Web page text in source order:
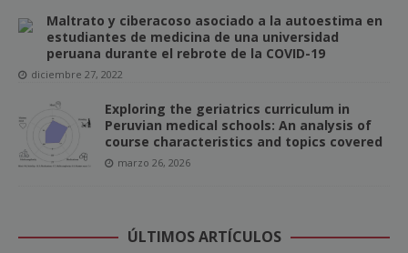
Maltrato y ciberacoso asociado a la autoestima en
estudiantes de medicina de una universidad
peruana durante el rebrote de la COVID-19
diciembre 27, 2022
Exploring the geriatrics curriculum in
Peruvian medical schools: An analysis of
course characteristics and topics covered
marzo 26, 2026
ÚLTIMOS ARTÍCULOS